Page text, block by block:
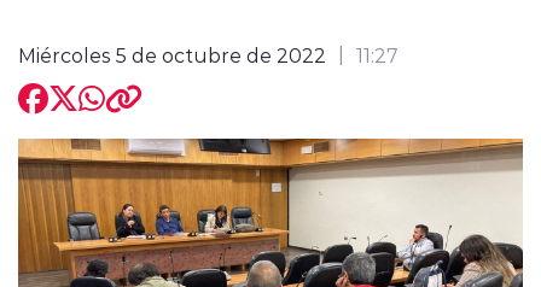
modo claro
Miércoles 5 de octubre de 2022 11:27